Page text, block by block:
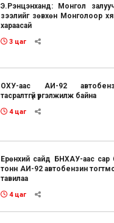
Э.Рэнцэнханд: Монгол
зээлийг зөвхөн Монголоор
хараасай
3 цаг
ОХУ-аас АИ-92
тасралтгүй үргэлжилж байна
4 цаг
Ерөнхий сайд БНХАУ-аас сар
тонн АИ-92 автобензин тогтмол
тавилаа
4 цаг